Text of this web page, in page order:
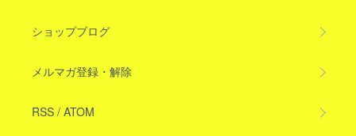
ショップブログ
メルマガ登録・解除
RSS / ATOM